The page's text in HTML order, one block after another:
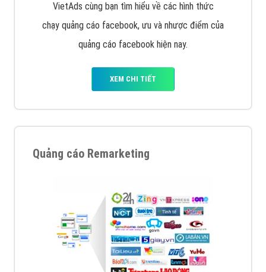
VietAds cùng bạn tìm hiểu về các hình thức
chạy quảng cáo facebook, ưu và nhược điểm của
quảng cáo facebook hiện nay.
XEM CHI TIẾT
Quảng cáo Remarketing